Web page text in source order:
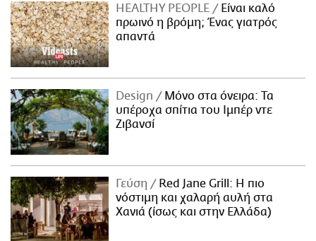
HEALTHY PEOPLE
Είναι καλό
πρωινό η βρόμη; Ένας γιατρός
απαντά
Design
Μόνο στα όνειρα: Τα
υπέροχα σπίτια του Ιμπέρ ντε
Ζιβανσί
Γεύση
Red Jane Grill: Η πιο
νόστιμη και χαλαρή αυλή στα
Χανιά (ίσως και στην Ελλάδα)